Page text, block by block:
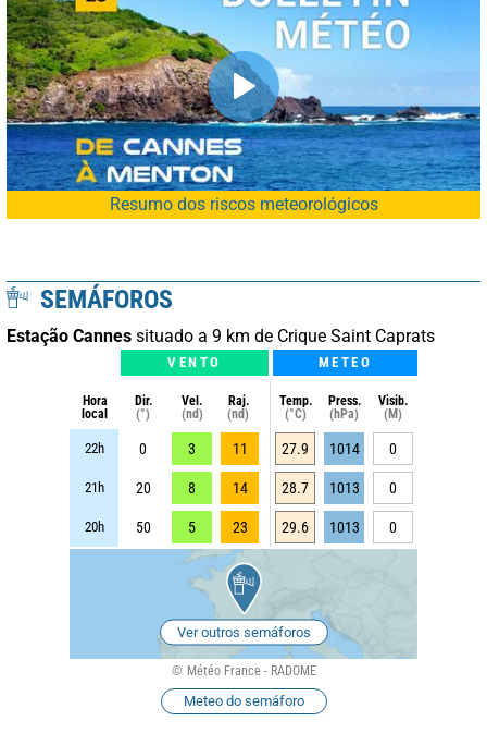
Resumo dos riscos meteorológicos
SEMÁFOROS
Estação Cannes situado a 9 km de Crique Saint Caprats
VENTO METEO
Hora
local
Dir.
(°)
Vel.
(nd)
Raj.
(nd)
Temp.
(°C)
Press.
(hPa)
Visib.
(M)
22h 0 3 11 27.9 1014 0
21h 20 8 14 28.7 1013 0
20h 50 5 23 29.6 1013 0
Ver outros semáforos
Météo France - RADOME
Meteo do semáforo